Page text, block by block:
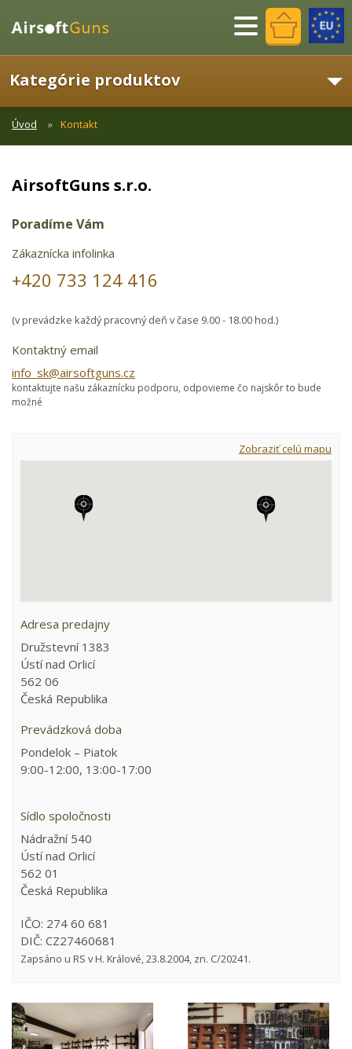
Menu
Kategórie produktov
Úvod Kontakt
AirsoftGuns s.r.o.
Poradíme Vám
Zákaznícka infolinka
+420 733 124 416
(v prevádzke každý pracovný deň v čase 9.00 - 18.00 hod.)
Kontaktný email
info_sk@airsoftguns.cz
kontaktujte našu zákaznícku podporu, odpovieme čo najskôr to bude
možné
Zobraziť celú mapu
Adresa predajny
Družstevní 1383
Ústí nad Orlicí
562 06
Česká Republika
Prevádzková doba
Pondelok – Piatok
9:00-12:00, 13:00-17:00
Sídlo spoločnosti
Nádražní 540
Ústí nad Orlicí
562 01
Česká Republika
IČO: 274 60 681
DIČ: CZ27460681
Zapsáno u RS v H. Králové, 23.8.2004, zn. C/20241.